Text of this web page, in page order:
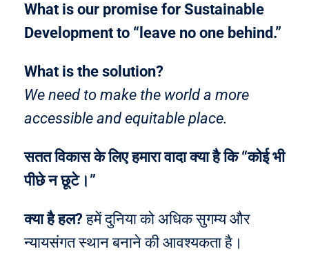
What is our promise for Sustainable
Development to “leave no one behind.”
What is the solution?
We need to make the world a more
accessible and equitable place.
सतत विकास के लिए हमारा वादा क्या है कि “कोई भी
पीछे न छूटे।”
क्या है हल?हमें दुनिया को अधिक सुगम्य और
न्यायसंगत स्थान बनाने की आवश्यकता है।